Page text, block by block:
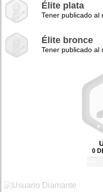
Élite plata
Tener publicado al
Élite bronce
Tener publicado al
0